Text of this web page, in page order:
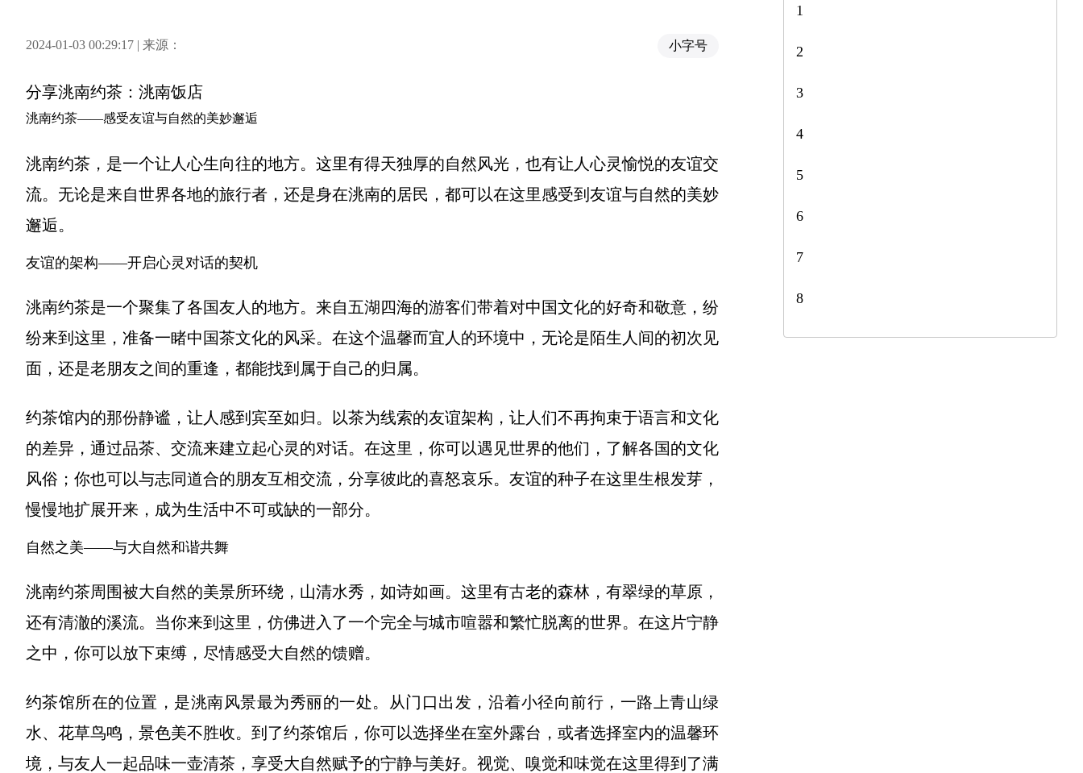
2024-01-03 00:29:17 | 来源： 小字号
分享洮南约茶：洮南饭店
洮南约茶——感受友谊与自然的美妙邂逅
洮南约茶，是一个让人心生向往的地方。这里有得天独厚的自然风光，也有让人心灵愉悦的友谊交
流。无论是来自世界各地的旅行者，还是身在洮南的居民，都可以在这里感受到友谊与自然的美妙
邂逅。
友谊的架构——开启心灵对话的契机
洮南约茶是一个聚集了各国友人的地方。来自五湖四海的游客们带着对中国文化的好奇和敬意，纷
纷来到这里，准备一睹中国茶文化的风采。在这个温馨而宜人的环境中，无论是陌生人间的初次见
面，还是老朋友之间的重逢，都能找到属于自己的归属。
约茶馆内的那份静谧，让人感到宾至如归。以茶为线索的友谊架构，让人们不再拘束于语言和文化
的差异，通过品茶、交流来建立起心灵的对话。在这里，你可以遇见世界的他们，了解各国的文化
风俗；你也可以与志同道合的朋友互相交流，分享彼此的喜怒哀乐。友谊的种子在这里生根发芽，
慢慢地扩展开来，成为生活中不可或缺的一部分。
自然之美——与大自然和谐共舞
洮南约茶周围被大自然的美景所环绕，山清水秀，如诗如画。这里有古老的森林，有翠绿的草原，
还有清澈的溪流。当你来到这里，仿佛进入了一个完全与城市喧嚣和繁忙脱离的世界。在这片宁静
之中，你可以放下束缚，尽情感受大自然的馈赠。
约茶馆所在的位置，是洮南风景最为秀丽的一处。从门口出发，沿着小径向前行，一路上青山绿
水、花草鸟鸣，景色美不胜收。到了约茶馆后，你可以选择坐在室外露台，或者选择室内的温馨环
境，与友人一起品味一壶清茶，享受大自然赋予的宁静与美好。视觉、嗅觉和味觉在这里得到了满
1
2
3
4
5
6
7
8